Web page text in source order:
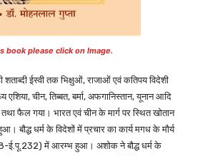
book please click on Image.
शताब्दी ईस्वी तक भिक्षुओं, राजाओं एवं कतिपय विदेशी
एशिया, चीन, तिब्बत, बर्मा, अफगानिस्तान, यूनान आदि
तथा फैल गया। भारत एवं चीन के मार्ग पर स्थित खोतान
बौद्ध धर्म के विदेशों में प्रचार का कार्य मगध के मौर्य
ई.पू.232) में आरम्भ हुआ। अशोक ने बौद्ध धर्म के